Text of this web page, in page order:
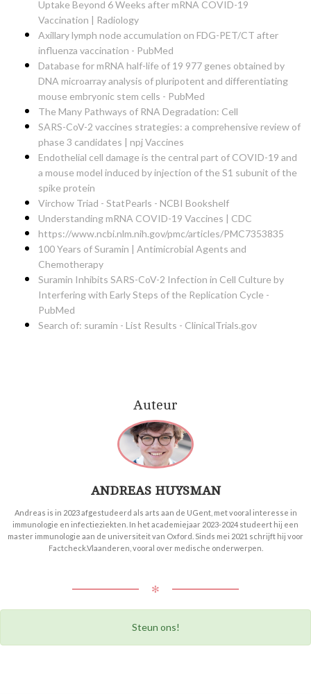
Uptake Beyond 6 Weeks after mRNA COVID-19
Vaccination | Radiology
Axillary lymph node accumulation on FDG-PET/CT after
influenza vaccination - PubMed
Database for mRNA half-life of 19 977 genes obtained by
DNA microarray analysis of pluripotent and differentiating
mouse embryonic stem cells - PubMed
The Many Pathways of RNA Degradation: Cell
SARS-CoV-2 vaccines strategies: a comprehensive review of
phase 3 candidates | npj Vaccines
Endothelial cell damage is the central part of COVID-19 and
a mouse model induced by injection of the S1 subunit of the
spike protein
Virchow Triad - StatPearls - NCBI Bookshelf
Understanding mRNA COVID-19 Vaccines | CDC
https://www.ncbi.nlm.nih.gov/pmc/articles/PMC7353835
100 Years of Suramin | Antimicrobial Agents and
Chemotherapy
Suramin Inhibits SARS-CoV-2 Infection in Cell Culture by
Interfering with Early Steps of the Replication Cycle -
PubMed
Search of: suramin - List Results - ClinicalTrials.gov
Auteur
ANDREAS HUYSMAN
Andreas is in 2023 afgestudeerd als arts aan de UGent, met vooral interesse in
immunologie en infectieziekten. In het academiejaar 2023-2024 studeert hij een
master immunologie aan de universiteit van Oxford. Sinds mei 2021 schrijft hij voor
Factcheck.Vlaanderen, vooral over medische onderwerpen.
✻
Steun ons!